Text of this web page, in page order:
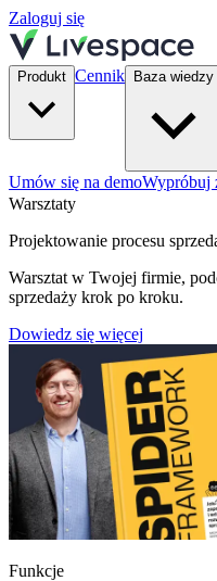
Zaloguj się
Produkt Cennik Baza wiedzy
Umów się na demoWypróbuj
Warsztaty
Projektowanie procesu
Warsztat w Twojej firmie,
sprzedaży krok po kroku.
Dowiedz się więcej
Funkcje